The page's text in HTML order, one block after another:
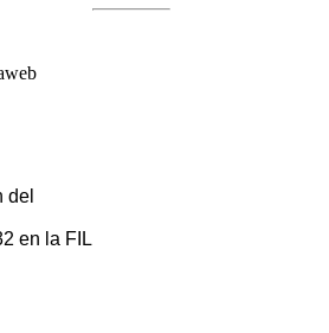
del
en la FIL